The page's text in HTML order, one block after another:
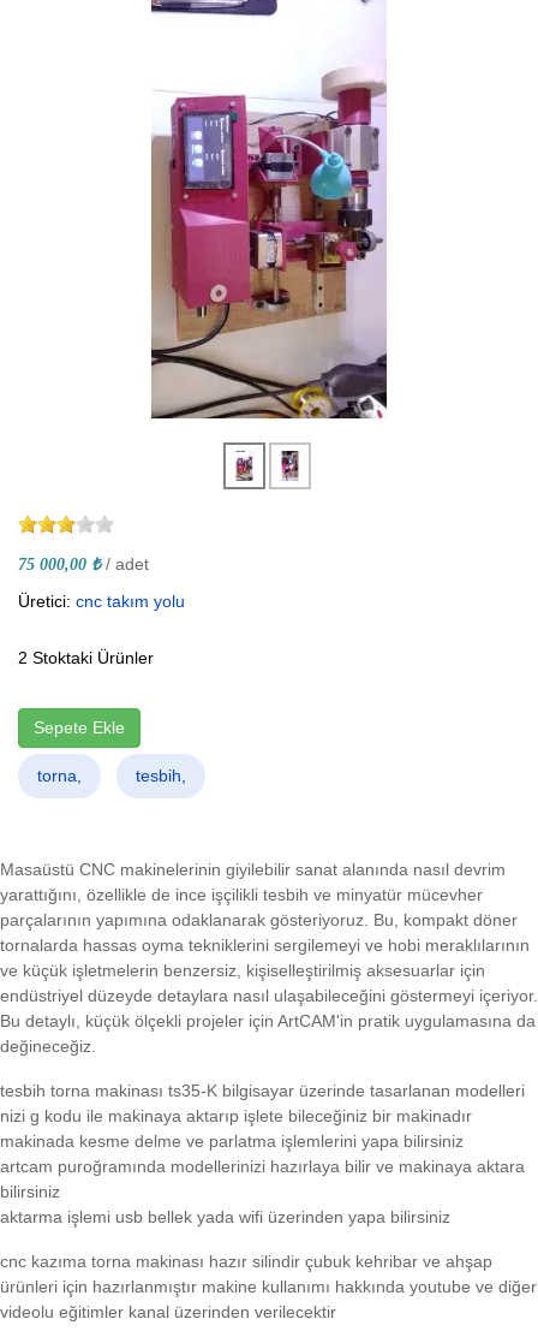
75 000,00 ₺ / adet
Üretici: cnc takım yolu
2 Stoktaki Ürünler
Sepete Ekle
torna, tesbih,
Masaüstü CNC makinelerinin giyilebilir sanat alanında nasıl devrim
yarattığını, özellikle de ince işçilikli tesbih ve minyatür mücevher
parçalarının yapımına odaklanarak gösteriyoruz. Bu, kompakt döner
tornalarda hassas oyma tekniklerini sergilemeyi ve hobi meraklılarının
ve küçük işletmelerin benzersiz, kişiselleştirilmiş aksesuarlar için
endüstriyel düzeyde detaylara nasıl ulaşabileceğini göstermeyi içeriyor.
Bu detaylı, küçük ölçekli projeler için ArtCAM'in pratik uygulamasına da
değineceğiz.
tesbih torna makinası ts35-K bilgisayar üzerinde tasarlanan modelleri
nizi g kodu ile makinaya aktarıp işlete bileceğiniz bir makinadır
makinada kesme delme ve parlatma işlemlerini yapa bilirsiniz
artcam puroğramında modellerinizi hazırlaya bilir ve makinaya aktara
bilirsiniz
aktarma işlemi usb bellek yada wifi üzerinden yapa bilirsiniz
cnc kazıma torna makinası hazır silindir çubuk kehribar ve ahşap
ürünleri için hazırlanmıştır makine kullanımı hakkında youtube ve diğer
videolu eğitimler kanal üzerinden verilecektir